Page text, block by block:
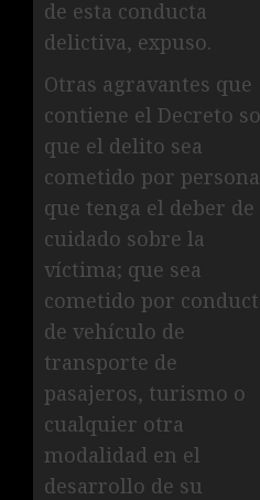
de esta conducta
delictiva, expuso.
Otras agravantes que
contiene el Decreto
que el delito sea
cometido por persona
que tenga el deber de
cuidado sobre la
víctima; que sea
cometido por
de vehículo de
transporte de
pasajeros, turismo o
cualquier otra
modalidad en el
desarrollo de su